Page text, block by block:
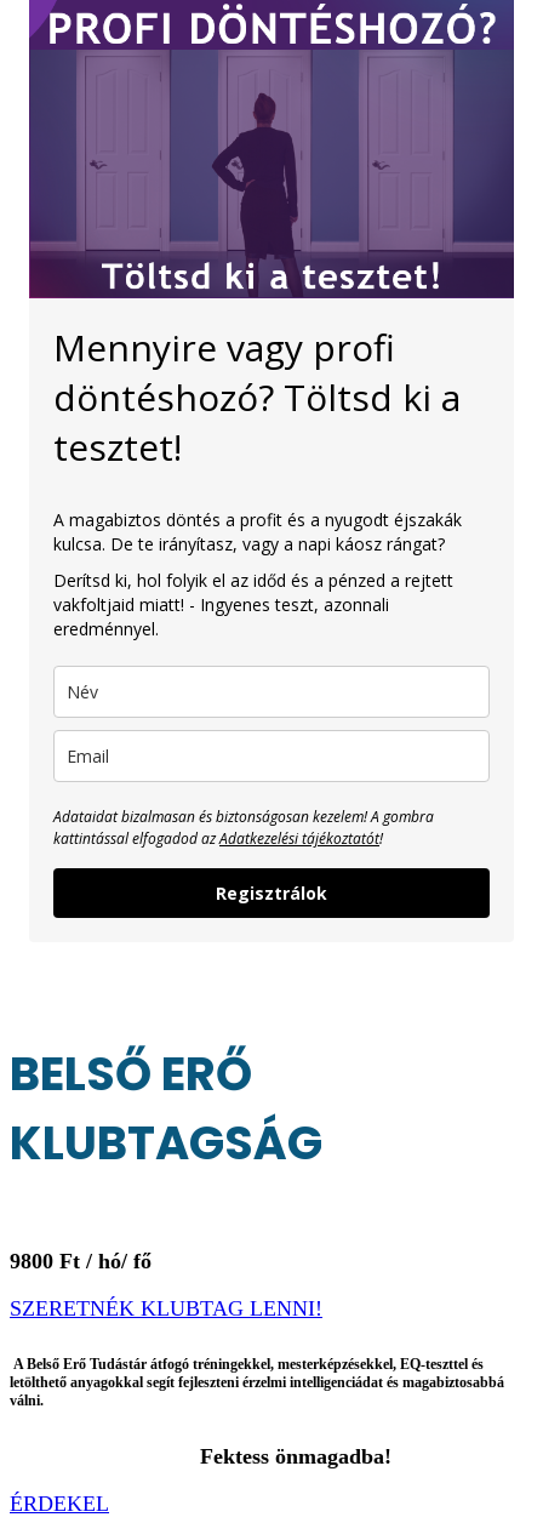
Mennyire vagy profi
döntéshozó? Töltsd ki a
tesztet!
A magabiztos döntés a profit és a nyugodt éjszakák
kulcsa. De te irányítasz, vagy a napi káosz rángat?
Derítsd ki, hol folyik el az időd és a pénzed a rejtett
vakfoltjaid miatt! - Ingyenes teszt, azonnali
eredménnyel.
Adataidat bizalmasan és biztonságosan kezelem! A gombra
kattintással elfogadod azAdatkezelési tájékoztatót!
Regisztrálok
BELSŐ ERŐ
KLUBTAGSÁG
9800 Ft / hó/ fő
SZERETNÉK KLUBTAG LENNI!
ABelső Erő Tudástár átfogó tréningekkel, mesterképzésekkel, EQ-teszttel és
letölthető anyagokkal segít fejleszteni érzelmi intelligenciádat és magabiztosabbá
válni.
Fektess önmagadba!
ÉRDEKEL